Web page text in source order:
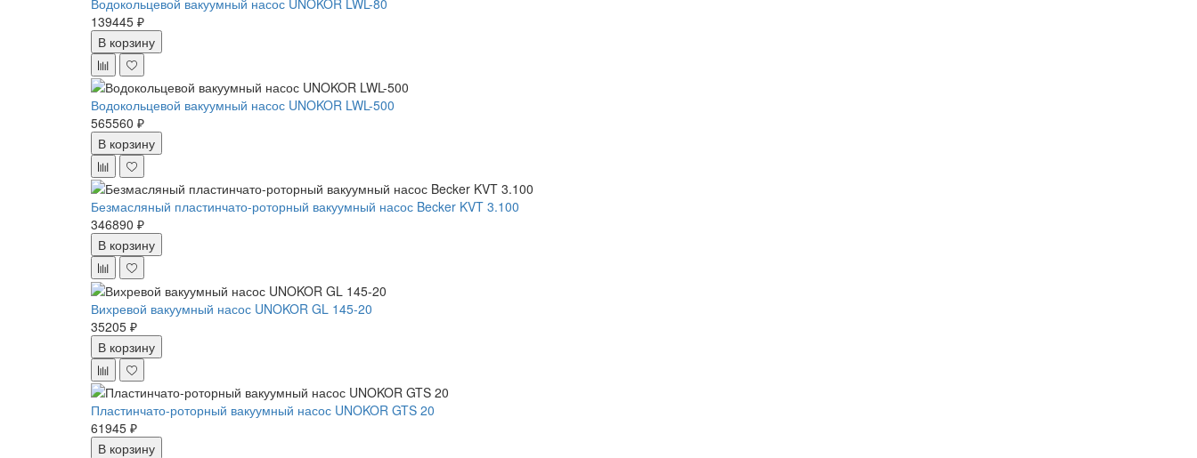
139445 ₽
В корзину
Водокольцевой вакуумный насос UNOKOR LWL-500
565560 ₽
В корзину
Безмасляный пластинчато-роторный вакуумный насос Becker KVT 3.100
346890 ₽
В корзину
Вихревой вакуумный насос UNOKOR GL 145-20
35205 ₽
В корзину
Пластинчато-роторный вакуумный насос UNOKOR GTS 20
61945 ₽
В корзину